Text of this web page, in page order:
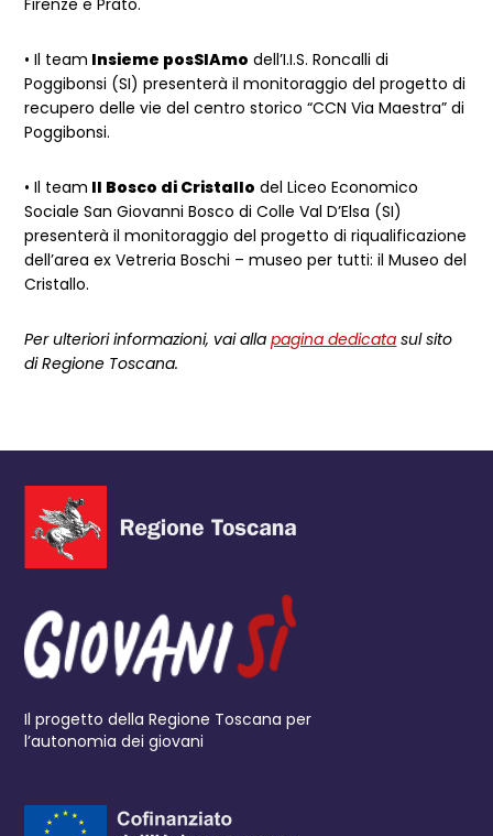
• Il team Insieme posSIAmo dell’I.I.S. Roncalli di
Poggibonsi (SI) presenterà il monitoraggio del progetto di
recupero delle vie del centro storico “CCN Via Maestra” di
Poggibonsi.
• Il team Il Bosco di Cristallo del Liceo Economico
Sociale San Giovanni Bosco di Colle Val D’Elsa (SI)
presenterà il monitoraggio del progetto di riqualificazione
dell’area ex Vetreria Boschi – museo per tutti: il Museo del
Cristallo.
Per ulteriori informazioni, vai allapagina dedicata sul sito
di Regione Toscana.
Il progetto della Regione Toscana per
l’autonomia dei giovani